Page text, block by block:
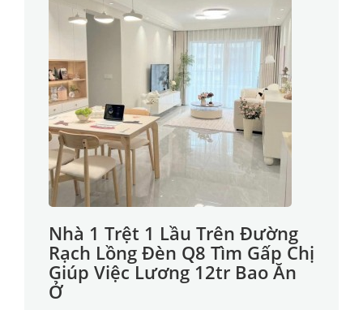
Nhà 1 Trệt 1 Lầu Trên Đường
Rạch Lồng Đèn Q8 Tìm Gấp Chị
Giúp Việc Lương 12tr Bao Ăn
Ở